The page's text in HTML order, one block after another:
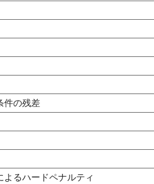
件の残差
るハードペナルティ